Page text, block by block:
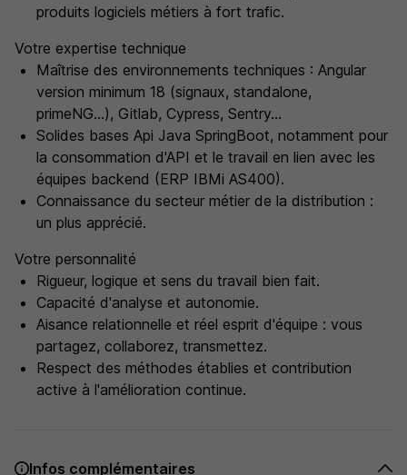
produits logiciels métiers à fort trafic.
Votre expertise technique
Maîtrise des environnements techniques : Angular
version minimum 18 (signaux, standalone,
primeNG...), Gitlab, Cypress, Sentry...
Solides bases Api Java SpringBoot, notamment pour
la consommation d'API et le travail en lien avec les
équipes backend (ERP IBMi AS400).
Connaissance du secteur métier de la distribution :
un plus apprécié.
Votre personnalité
Rigueur, logique et sens du travail bien fait.
Capacité d'analyse et autonomie.
Aisance relationnelle et réel esprit d'équipe : vous
partagez, collaborez, transmettez.
Respect des méthodes établies et contribution
active à l'amélioration continue.
Infos complémentaires